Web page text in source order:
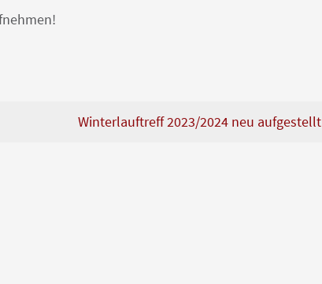
Winterlauftreff 2023/2024 neu aufgestellt